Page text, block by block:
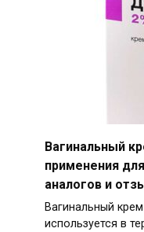
Вагинальный
применения
аналогов и
Вагинальный
используется в